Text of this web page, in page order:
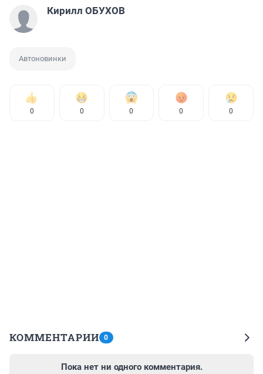
Кирилл ОБУХОВ
Автоновинки
0 0 0 0 0
КОММЕНТАРИИ 0
Пока нет ни одного комментария.